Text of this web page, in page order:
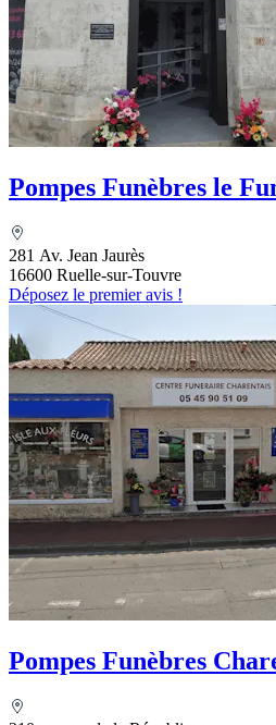
Pompes Funèbres le
281 Av. Jean Jaurès
16600 Ruelle-sur-Touvre
Déposez le premier avis !
Pompes Funèbres